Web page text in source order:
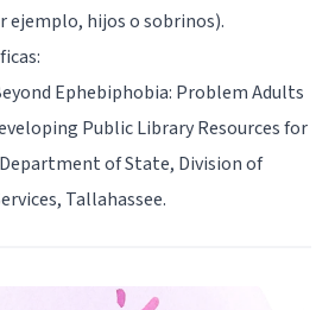
ejemplo, hijos o sobrinos).
Ephebiphobia: Problem Adults
Public Library Resources for
of State, Division of
Tallahassee.